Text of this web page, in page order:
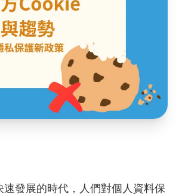
速發展的時代，人們對個人資料保